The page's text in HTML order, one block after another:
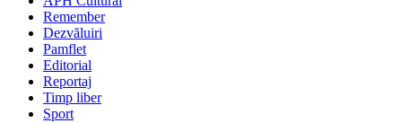
Remember
Dezvăluiri
Pamflet
Editorial
Reportaj
Timp liber
Sport